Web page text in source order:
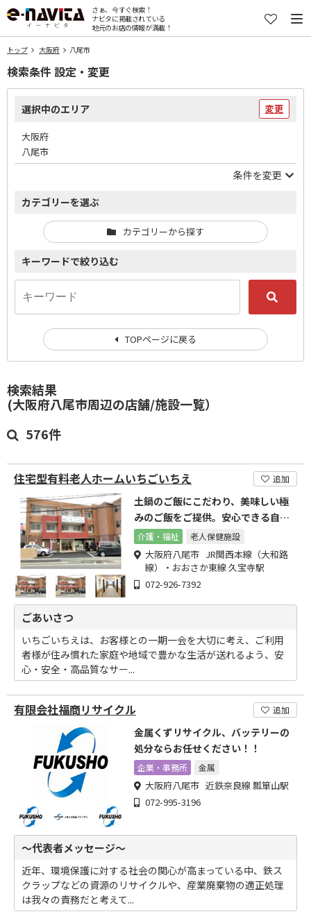
さぁ、今すぐ検索！
ナビタに掲載されている
地元のお店の情報が満載！
トップ 大阪府 八尾市
検索結果
(大阪府八尾市周辺の店舗/施設一覧）
576件
住宅型有料老人ホームいちごいちえ 追加
土鍋のご飯にこだわり、美味しい極
みのご飯をご提供。安心できる自由
な生活の尊重を目指します。
介護・福祉 老人保健施設
大阪府八尾市 JR関西本線（大和路
線）・おおさか東線 久宝寺駅
072-926-7392
ごあいさつ
いちごいちえは、お客様との一期一会を大切に考え、ご利用
者様が住み慣れた家庭や地域で豊かな生活が送れるよう、安
心・安全・高品質なサー...
有限会社福商リサイクル 追加
金属くずリサイクル、バッテリーの
処分ならお任せください！！
企業・事務所 金属
大阪府八尾市 近鉄奈良線 瓢箪山駅
072-995-3196
～代表者メッセージ～
近年、環境保護に対する社会の関心が高まっている中、鉄ス
クラップなどの資源のリサイクルや、産業廃棄物の適正処理
は我々の責務だと考えて...
検索条件 設定・変更
選択中のエリア 変更
大阪府
八尾市
条件を変更
カテゴリーを選ぶ
カテゴリーから探す
キーワードで絞り込む
TOPページに戻る